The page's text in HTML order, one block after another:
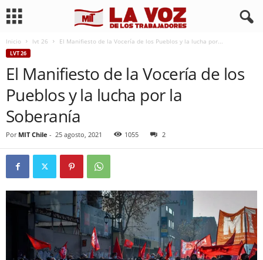
Inicio lvt 26 El Manifiesto de la Vocería de los Pueblos y la lucha por...
LVT 26
El Manifiesto de la Vocería de los
Pueblos y la lucha por la
Soberanía
Por MIT Chile - 25 agosto, 2021 1055 2